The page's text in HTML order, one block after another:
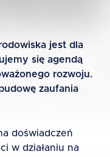
jest dla
się agendą
rozwoju.
zaufania
doświadczeń
w działaniu na